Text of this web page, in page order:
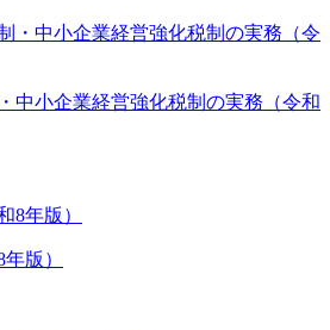
中小企業経営強化税制の実務（令和
版）